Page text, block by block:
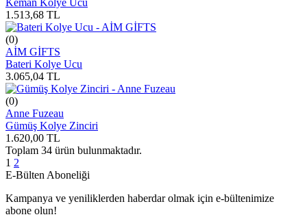
1.513,68 TL
(0)
AİM GİFTS
Bateri Kolye Ucu
3.065,04 TL
(0)
Anne Fuzeau
Gümüş Kolye Zinciri
1.620,00 TL
Toplam 34 ürün bulunmaktadır.
1 2
E-Bülten Aboneliği
Kampanya ve yeniliklerden haberdar olmak için e-bültenimize
abone olun!